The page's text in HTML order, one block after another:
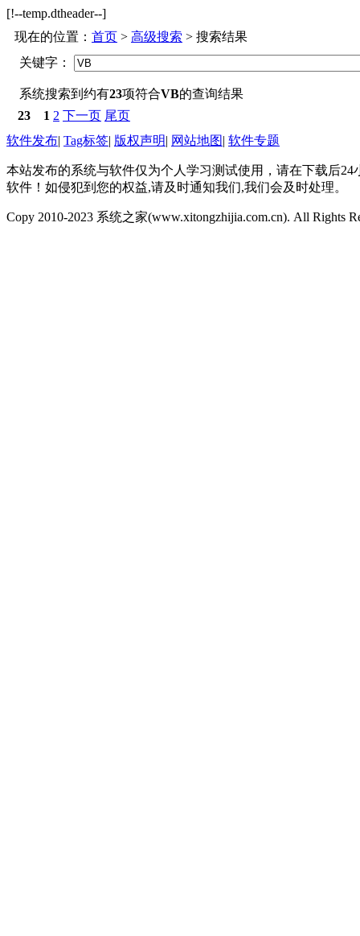
[!--temp.dtheader--]
现在的位置： 首页 > 高级搜索 > 搜索结果
关键字：
系统搜索到约有23项符合VB的查询结果
23
1 2 下一页 尾页
软件发布| Tag标签| 版权声明| 网站地图| 软件专题
本站发布的系统与软件仅为个人学习测试使用，请在下载后
软件！如侵犯到您的权益,请及时通知我们,我们会及时处理。
Copy 2010-2023 系统之家(www.xitongzhijia.com.cn). All Rights